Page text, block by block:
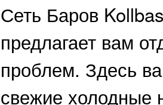
Сеть Баров
предлагает вам
проблем. Здесь
свежие холодные